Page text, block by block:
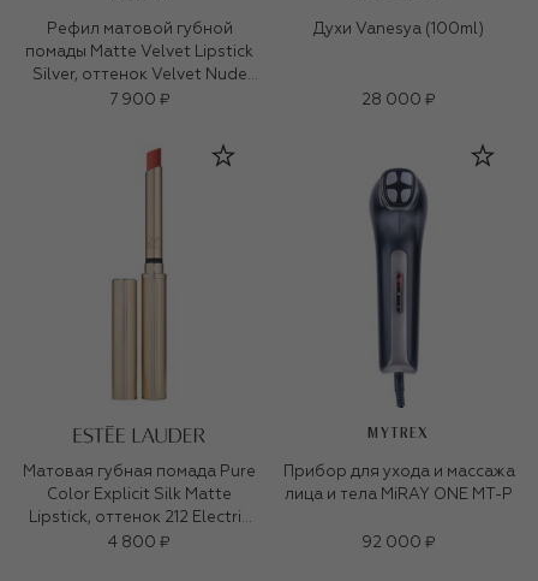
Рефил матовой губной
помады Matte Velvet Lipstick
Silver, оттенок Velvet Nude
(3g)
7 900 ₽
Духи Vanesya (100ml)
28 000 ₽
Матовая губная помада Pure
Color Explicit Silk Matte
Lipstick, оттенок 212 Electric
Nights (0,7ml)
4 800 ₽
MYTREX
Прибор для ухода и массажа
лица и тела MiRAY ONE MT-P
92 000 ₽